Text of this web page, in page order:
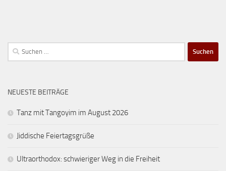
Suchen
nach:
NEUESTE BEITRÄGE
Tanz mit Tangoyim im August 2026
Jiddische Feiertagsgrüße
Ultraorthodox: schwieriger Weg in die Freiheit